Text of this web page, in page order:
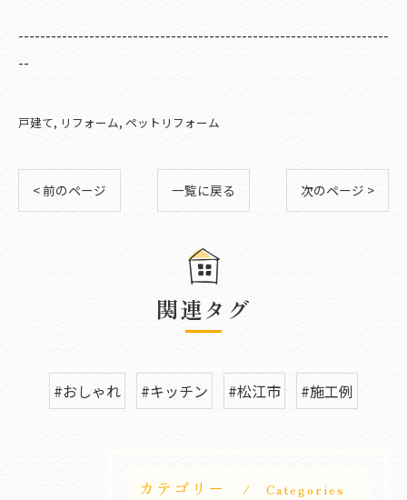
--------------------------------------------------------------------
--
戸建て リフォーム ペットリフォーム
< 前のページ 一覧に戻る 次のページ >
関連タグ
#おしゃれ #キッチン #松江市 #施工例
カテゴリー Categories